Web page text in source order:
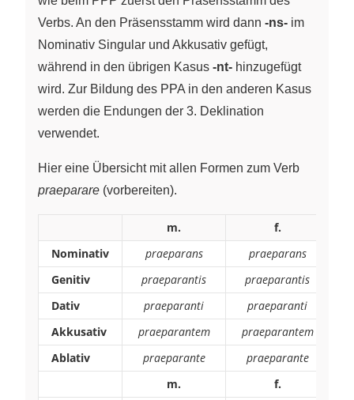
Verbs. An den Präsensstamm wird dann -ns- im
Nominativ Singular und Akkusativ gefügt,
während in den übrigen Kasus -nt- hinzugefügt
wird. Zur Bildung des PPA in den anderen Kasus
werden die Endungen der 3. Deklination
verwendet.
Hier eine Übersicht mit allen Formen zum Verb
praeparare (vorbereiten).
m.
f.
Nominativ
praeparans praeparans
Genitiv
praeparantis praeparantis
Dativ
praeparanti praeparanti
Akkusativ
praeparantem praeparantem
Ablativ
praeparante praeparante
m.
f.